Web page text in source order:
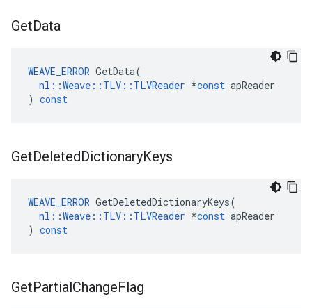
GetData
WEAVE_ERROR GetData(
nl ::Weave :: TLV :: TLVReader *const apReader
) const
GetDeletedDictionaryKeys
WEAVE_ERROR GetDeletedDictionaryKeys(
nl ::Weave :: TLV :: TLVReader *const apReader
) const
GetPartialChangeFlag